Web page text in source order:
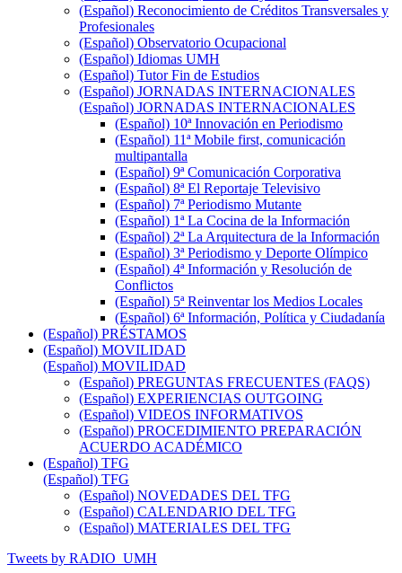
(Español) Reconocimiento de Créditos Transversales y
Profesionales
(Español) Observatorio Ocupacional
(Español) Idiomas UMH
(Español) Tutor Fin de Estudios
(Español) JORNADAS INTERNACIONALES
(Español) JORNADAS INTERNACIONALES
(Español) 10ª Innovación en Periodismo
(Español) 11ª Mobile first, comunicación
multipantalla
(Español) 9ª Comunicación Corporativa
(Español) 8ª El Reportaje Televisivo
(Español) 7ª Periodismo Mutante
(Español) 1ª La Cocina de la Información
(Español) 2ª La Arquitectura de la Información
(Español) 3ª Periodismo y Deporte Olímpico
(Español) 4ª Información y Resolución de
Conflictos
(Español) 5ª Reinventar los Medios Locales
(Español) 6ª Información, Política y Ciudadanía
(Español) PRÉSTAMOS
(Español) MOVILIDAD
(Español) MOVILIDAD
(Español) PREGUNTAS FRECUENTES (FAQS)
(Español) EXPERIENCIAS OUTGOING
(Español) VIDEOS INFORMATIVOS
(Español) PROCEDIMIENTO PREPARACIÓN
ACUERDO ACADÉMICO
(Español) TFG
(Español) TFG
(Español) NOVEDADES DEL TFG
(Español) CALENDARIO DEL TFG
(Español) MATERIALES DEL TFG
Tweets by RADIO_UMH